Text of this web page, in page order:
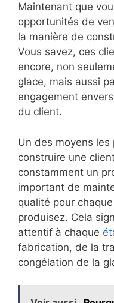
Maintenant que
opportunités de
la manière de
Vous savez, ces
encore, non
glace, mais aussi
engagement
du client.
Un des moyens
construire une
constamment un
important de
qualité pour
produisez. Cela
attentif à chaque
fabrication, de la
congélation de la